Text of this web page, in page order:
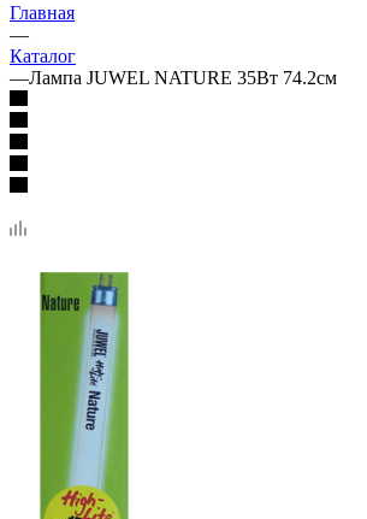
Главная
—
Каталог
—Лампа JUWEL NATURE 35Вт 74.2см